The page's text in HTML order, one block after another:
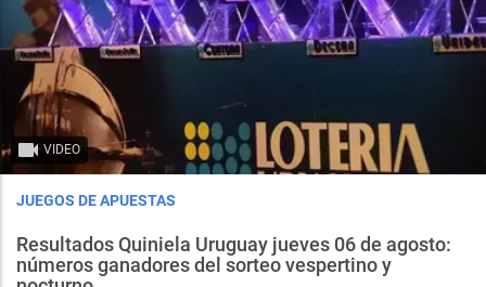
VIDEO
JUEGOS DE APUESTAS
Resultados Quiniela Uruguay jueves 06 de agosto:
números ganadores del sorteo vespertino y